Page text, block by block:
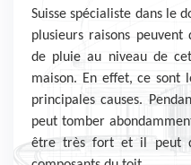
Suisse spécialiste dans le
plusieurs raisons
de pluie au niveau de
maison. En effet, ce sont
principales causes.
peut tomber
être très fort et il peut